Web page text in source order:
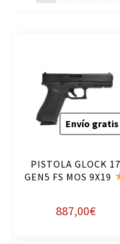
Envío gratis
PISTOLA GLOCK 17
GEN5 FS MOS 9X19
887,00€